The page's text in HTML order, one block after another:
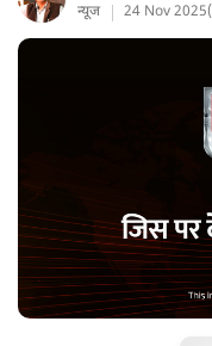
न्यूज 24 Nov 2025(